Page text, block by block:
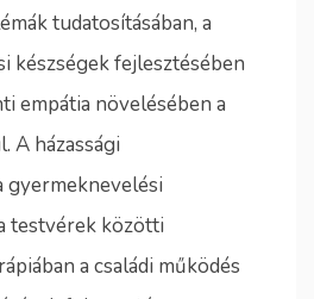
tudatosításában, a
készségek fejlesztésében
empátia növelésében a
A házassági
gyermeknevelési
testvérek közötti
a családi működés